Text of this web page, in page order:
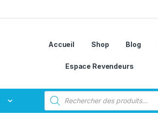
Accueil Shop Blog
Espace Revendeurs
Recherche de produits